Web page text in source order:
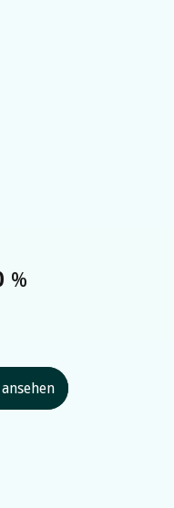
%
ansehen